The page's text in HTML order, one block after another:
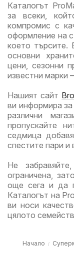
Каталогът
за всеки,
компромис с
оформление на
което търсите.
основни
цени, сезонни
известни марки
Нашият сайт
ви информира
различни
пропускайте
седмица
спестите пари и
Не
ограничена,
още сега и да
Каталогът на
ви носи
цялото
Начало